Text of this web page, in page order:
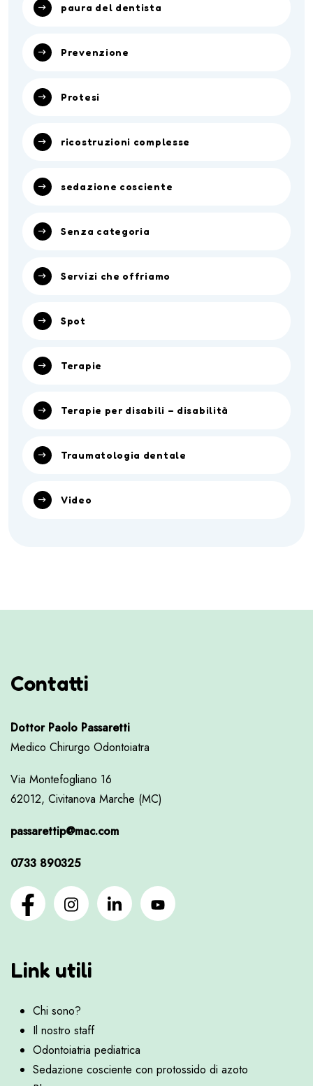
paura del dentista
Prevenzione
Protesi
ricostruzioni complesse
sedazione cosciente
Senza categoria
Servizi che offriamo
Spot
Terapie
Terapie per disabili – disabilità
Traumatologia dentale
Video
Contatti
Dottor Paolo Passaretti
Medico Chirurgo Odontoiatra
Via Montefogliano 16
62012, Civitanova Marche (MC)
passarettip@mac.com
0733 890325
Link utili
Chi sono?
Il nostro staff
Odontoiatria pediatrica
Sedazione cosciente con protossido di azoto